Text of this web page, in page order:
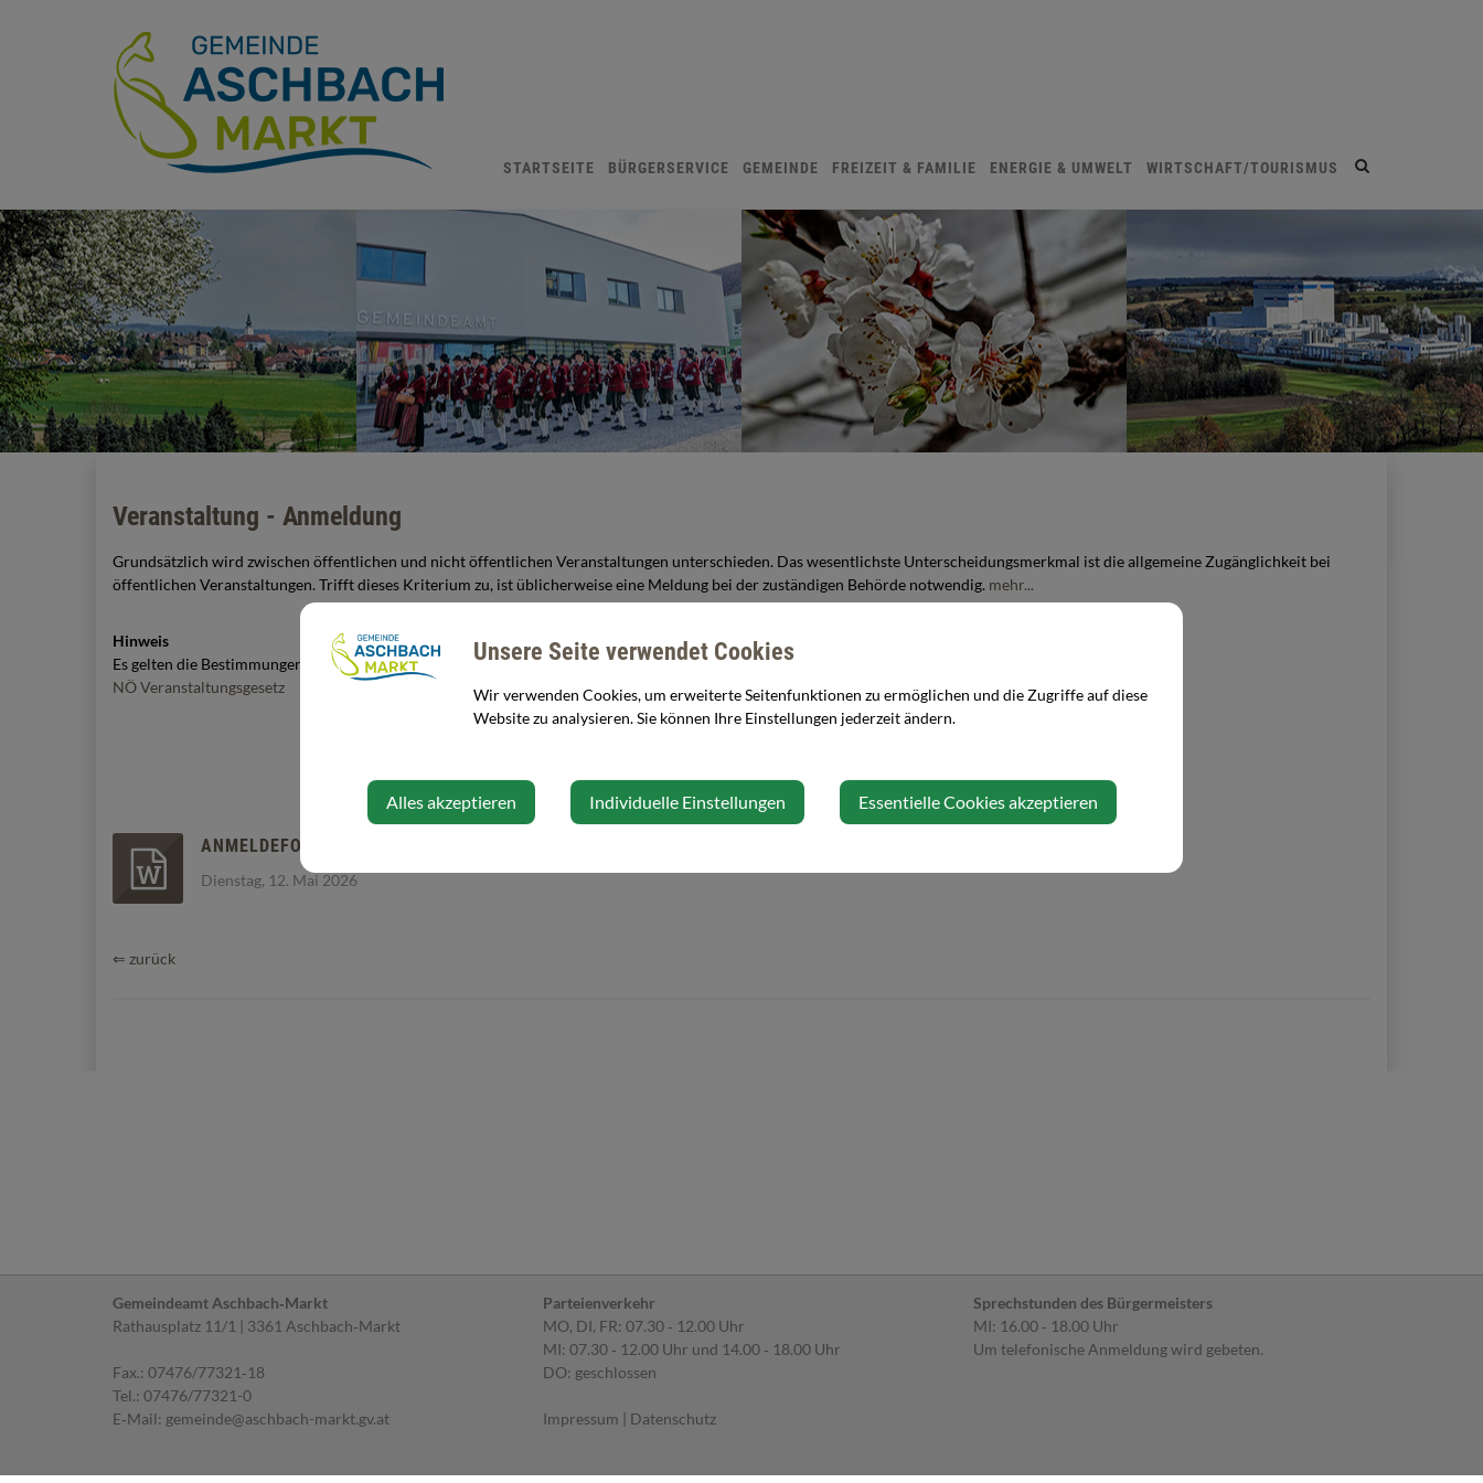
Site
toggle
STARTSEITE BÜRGERSERVICE GEMEINDE FREIZEIT & FAMILIE ENERGIE & UMWELT WIRTSCHAFT/TOURISMUS
Veranstaltung - Anmeldung
Grundsätzlich wird zwischen öffentlichen und nicht öffentlichen Veranstaltungen unterschieden. Das wesentlichste Unterscheidungsmerkmal ist die allgemeine Zugänglichkeit bei
öffentlichen Veranstaltungen. Trifft dieses Kriterium zu, ist üblicherweise eine Meldung bei der zuständigen Behörde notwendig. mehr...
Hinweis
Es gelten die Bestimmungen des NÖ Veranstaltungsgesetzes!
NÖ Veranstaltungsgesetz
ANMELDEFORMULAR.DOCX
Dienstag, 12. Mai 2026
⇐ zurück
Gemeindeamt Aschbach‐Markt
Rathausplatz 11/1 | 3361 Aschbach‐Markt
Fax.: 07476/77321‐18
Tel.: 07476/77321-0
E‐Mail: gemeinde@aschbach-markt.gv.at
Parteienverkehr
MO, DI, FR: 07.30 ‐ 12.00 Uhr
MI: 07.30 ‐ 12.00 Uhr und 14.00 ‐ 18.00 Uhr
DO: geschlossen
Impressum | Datenschutz
Sprechstunden des Bürgermeisters
MI: 16.00 ‐ 18.00 Uhr
Um telefonische Anmeldung wird gebeten.
Unsere Seite verwendet Cookies
Wir verwenden Cookies, um erweiterte Seitenfunktionen zu ermöglichen und die Zugriffe auf diese
Website zu analysieren. Sie können Ihre Einstellungen jederzeit ändern.
Alles akzeptieren Individuelle Einstellungen Essentielle Cookies akzeptieren